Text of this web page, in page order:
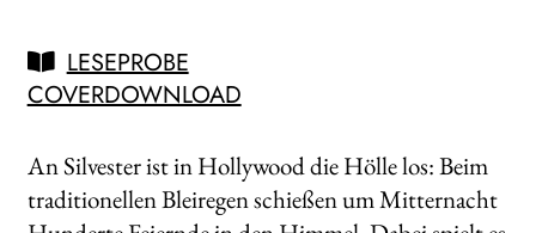
LESEPROBE
COVERDOWNLOAD
An Silvester ist in Hollywood die Hölle los: Beim
traditionellen Bleiregen schießen um Mitternacht